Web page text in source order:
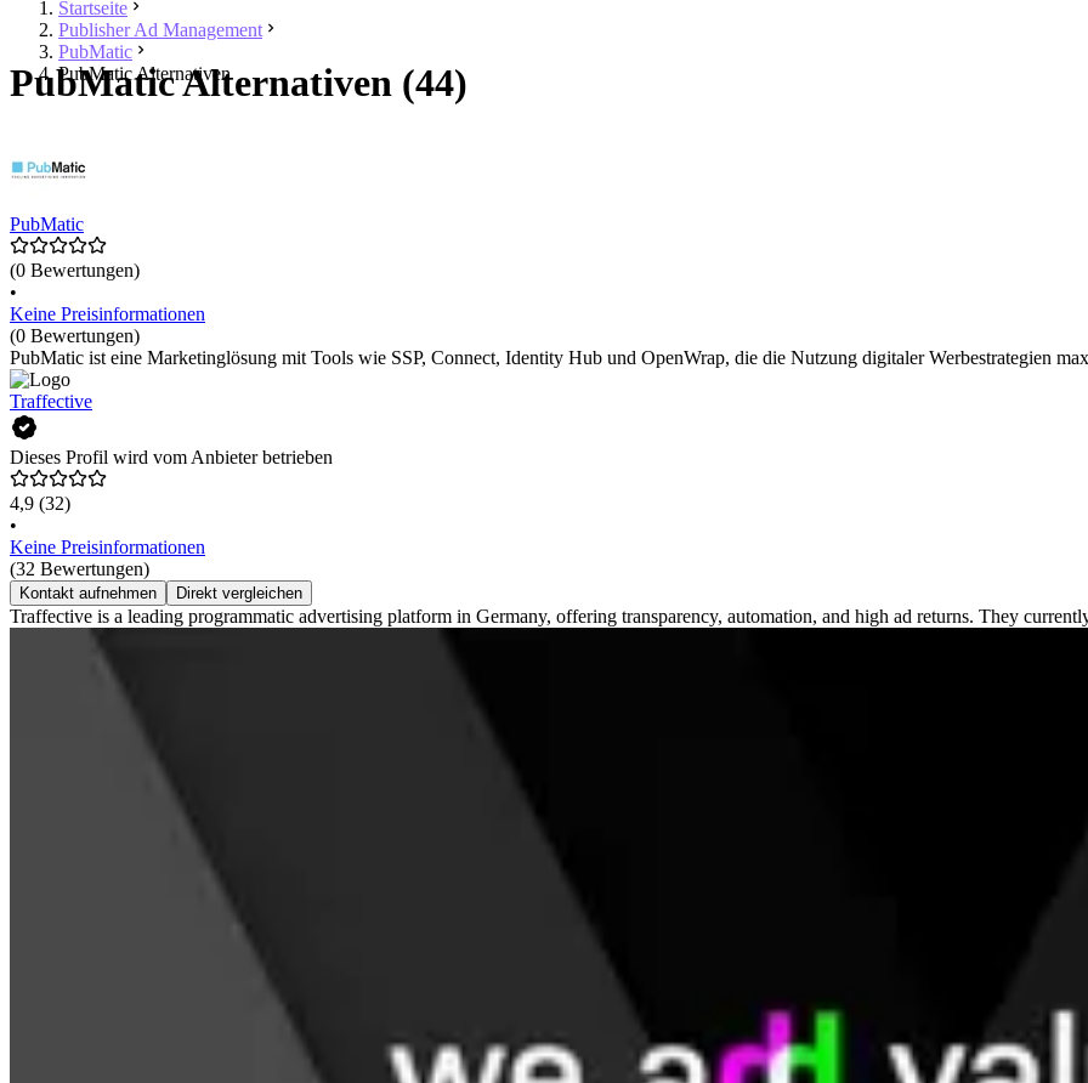
Startseite
Publisher Ad Management
PubMatic
PubMatic Alternativen
PubMatic Alternativen (44)
PubMatic
(0 Bewertungen)
•
Keine Preisinformationen
(0 Bewertungen)
PubMatic ist eine Marketinglösung mit Tools wie SSP, Connect, Identity Hub und OpenWrap, die die Nutzung digitaler Werbestrategien
Traffective
Dieses Profil wird vom Anbieter betrieben
4,9 (32)
•
Keine Preisinformationen
(32 Bewertungen)
Kontakt aufnehmen Direkt vergleichen
Traffective is a leading programmatic advertising platform in Germany, offering transparency, automation, and high ad returns. They